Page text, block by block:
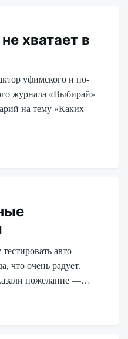
хватает в
уфимского и по-
журнала «Выбирай»
на тему «Каких
авто
что очень радует.
пожелание —…